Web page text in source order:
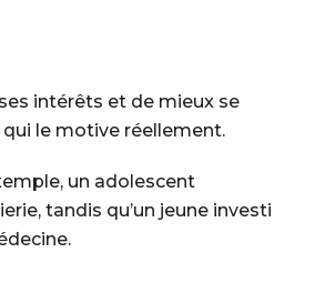
intérêts et de mieux se
le motive réellement.
un adolescent
tandis qu’un jeune investi